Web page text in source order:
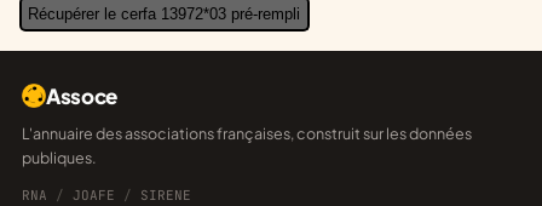
Récupérer le cerfa 13972*03 pré-rempli
Assoce
L'annuaire des associations françaises, construit sur les données
publiques.
RNA / JOAFE / SIRENE